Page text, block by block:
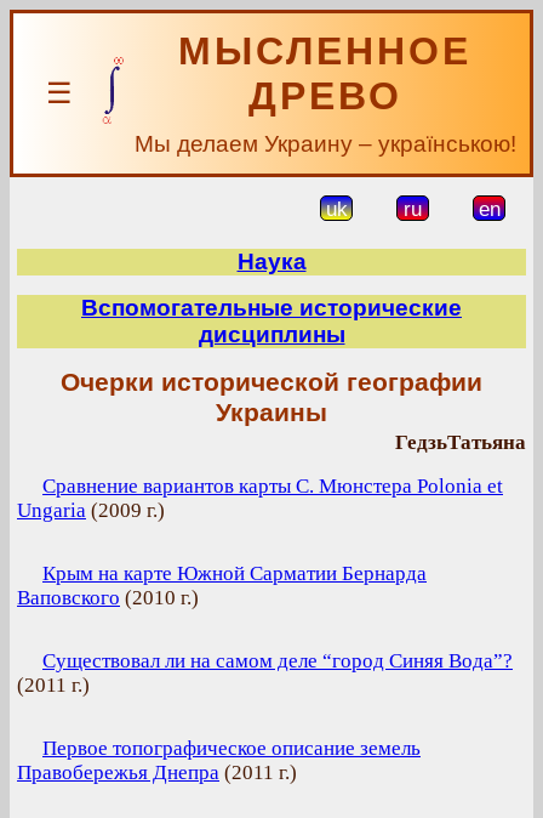
☰
МЫСЛЕННОЕ
ДРЕВО
Мы делаем Украину – українською!
uk ru en
Наука
Вспомогательные исторические
дисциплины
Очерки исторической географии
Украины
ГедзьТатьяна
Сравнение вариантов карты С. Мюнстера Polonia et
Ungaria (2009 г.)
Крым на карте Южной Сарматии Бернарда
Ваповского (2010 г.)
Существовал ли на самом деле “город Синяя Вода”?
(2011 г.)
Первое топографическое описание земель
Правобережья Днепра (2011 г.)